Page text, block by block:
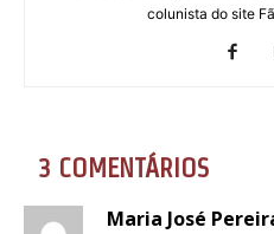
colunista do site
3 COMENTÁRIOS
Maria José